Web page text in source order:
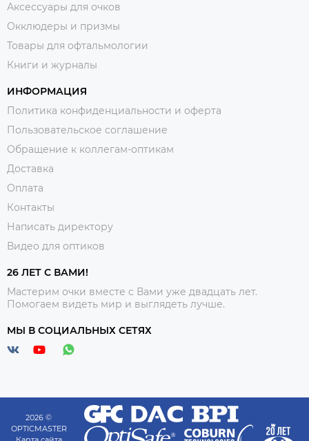
Аксессуары для очков
Окклюдеры и призмы
Товары для офтальмологии
Книги и журналы
ИНФОРМАЦИЯ
Политика конфиденциальности и оферта
Пользовательское соглашение
Обращение к коллегам-оптикам
Доставка
Оплата
Контакты
Написать директору
Видео для оптиков
26 ЛЕТ С ВАМИ!
Мастерим очки вместе с Вами уже двадцать лет.
Помогаем видеть мир и выглядеть лучше.
МЫ В СОЦИАЛЬНЫХ СЕТЯХ
2026 ©
OPTICMASTER